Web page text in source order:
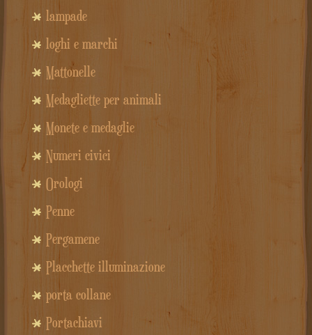
lampade
loghi e marchi
Mattonelle
Medagliette per animali
Monete e medaglie
Numeri civici
Orologi
Penne
Pergamene
Placchette illuminazione
porta collane
Portachiavi